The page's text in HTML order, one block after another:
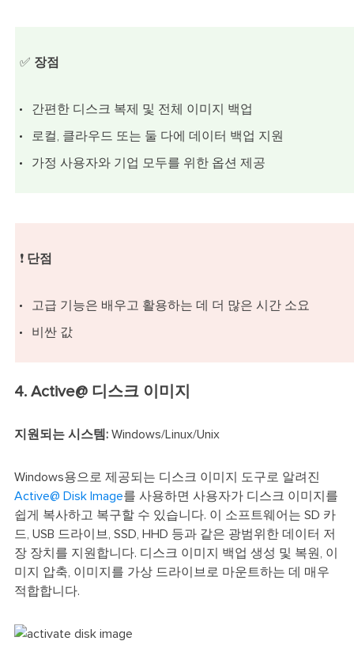
✅ 장점
간편한 디스크 복제 및 전체 이미지 백업
로컬, 클라우드 또는 둘 다에 데이터 백업 지원
가정 사용자와 기업 모두를 위한 옵션 제공
❗ 단점
고급 기능은 배우고 활용하는 데 더 많은 시간 소요
비싼 값
4. Active@ 디스크 이미지
지원되는 시스템:Windows/Linux/Unix
Windows용으로 제공되는 디스크 이미지 도구로 알려진
Active@ Disk Image를 사용하면 사용자가 디스크 이미지를
쉽게 복사하고 복구할 수 있습니다. 이 소프트웨어는 SD 카
드, USB 드라이브, SSD, HHD 등과 같은 광범위한 데이터 저
장 장치를 지원합니다. 디스크 이미지 백업 생성 및 복원, 이
미지 압축, 이미지를 가상 드라이브로 마운트하는 데 매우
적합합니다.